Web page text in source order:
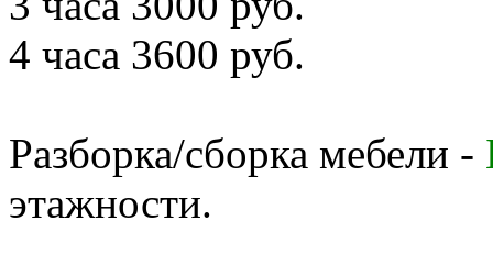
4 часа 3600 руб.
Разборка/сборка мебели -
этажности.